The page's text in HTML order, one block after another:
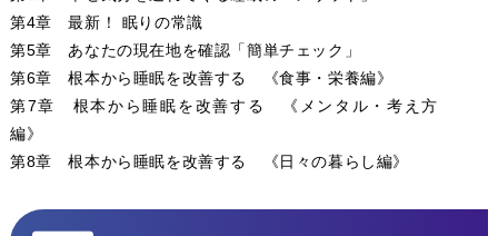
第4章 最新！ 眠りの常識
第5章 あなたの現在地を確認「簡単チェック」
第6章 根本から睡眠を改善する 《食事・栄養編》
第7章 根本から睡眠を改善する 《メンタル・考え方
編》
第8章 根本から睡眠を改善する 《日々の暮らし編》